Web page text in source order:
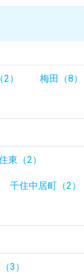
） 梅田（8）
東（2）
千住中居町（2）
3）